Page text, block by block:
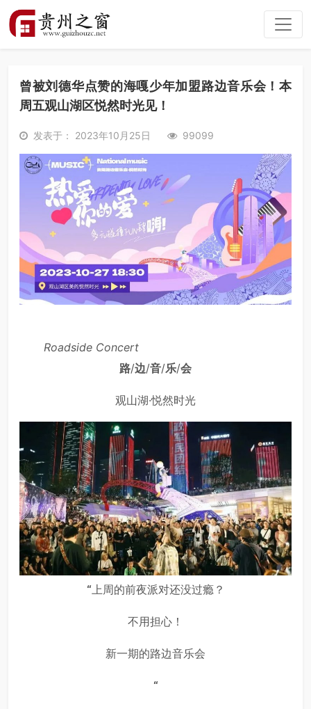
曾被刘德华点赞的海嘎少年加盟路边音乐会！本
周五观山湖区悦然时光见！
发表于： 2023年10月25日 99099
Roadside Concert
路/边/音/乐/会
观山湖·悦然时光
“ 上周的前夜派对还没过瘾？
不用担心！
新一期的路边音乐会
“